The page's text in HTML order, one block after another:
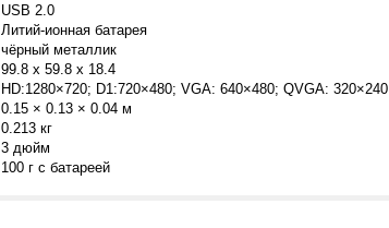
USB 2.0
Литий-ионная батарея
чёрный металлик
99.8 x 59.8 x 18.4
HD:1280×720; D1:720×480; VGA: 640×480; QVGA: 320×240
0.15 × 0.13 × 0.04 м
0.213 кг
3 дюйм
100 г c батареей